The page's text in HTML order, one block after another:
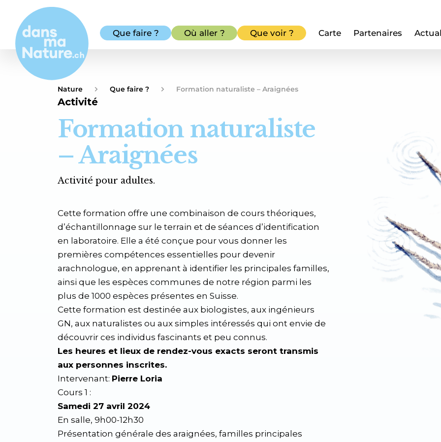
Que faire ? Où aller ? Que voir ? Carte Partenaires
Nature Que faire ? Formation naturaliste – Araignées
Activité
Formation naturaliste
– Araignées
Activité pour adultes.
Cette formation offre une combinaison de cours théoriques,
d’échantillonnage sur le terrain et de séances d’identification
en laboratoire. Elle a été conçue pour vous donner les
premières compétences essentielles pour devenir
arachnologue, en apprenant à identifier les principales familles,
ainsi que les espèces communes de notre région parmi les
plus de 1000 espèces présentes en Suisse.
Cette formation est destinée aux biologistes, aux ingénieurs
GN, aux naturalistes ou aux simples intéressés qui ont envie de
découvrir ces individus fascinants et peu connus.
Les heures et lieux de rendez-vous exacts seront transmis
aux personnes inscrites.
Intervenant: Pierre Loria
Cours 1 :
Samedi 27 avril 2024
En salle, 9h00-12h30
Présentation générale des araignées, familles principales